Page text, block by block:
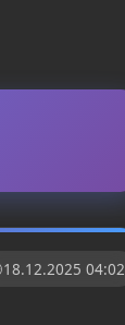
18.12.2025 04:02